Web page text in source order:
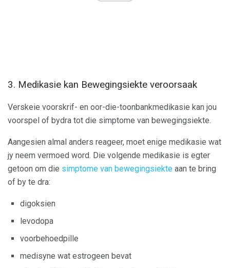
3. Medikasie kan Bewegingsiekte veroorsaak
Verskeie voorskrif- en oor-die-toonbankmedikasie kan jou
voorspel of bydra tot die simptome van bewegingsiekte.
Aangesien almal anders reageer, moet enige medikasie wat
jy neem vermoed word. Die volgende medikasie is egter
getoon om die simptome van bewegingsiekte aan te bring
of by te dra:
digoksien
levodopa
voorbehoedpille
medisyne wat estrogeen bevat